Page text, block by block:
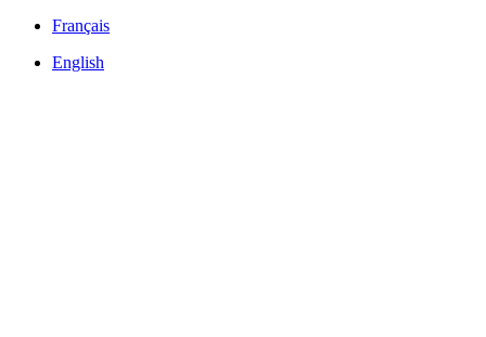
Français
English